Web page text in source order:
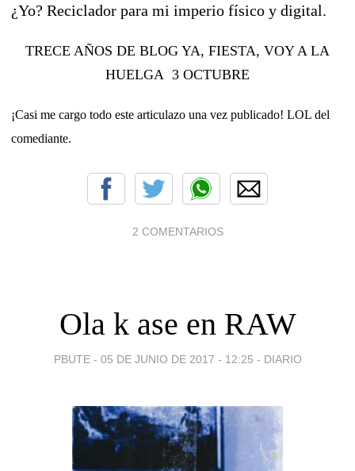
¿Yo? Reciclador para mi imperio físico y digital.
TRECE AÑOS DE BLOG YA, FIESTA, VOY A LA
HUELGA 3 OCTUBRE
¡Casi me cargo todo este articulazo una vez publicado! LOL del
comediante.
2 COMENTARIOS
Ola k ase en RAW
PBUTE - 05 DE JUNIO DE 2017 - 12:25 - DIARIO